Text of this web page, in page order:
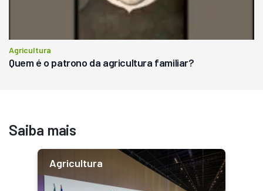
Agricultura
Quem é o patrono da agricultura familiar?
Saiba mais
Agricultura